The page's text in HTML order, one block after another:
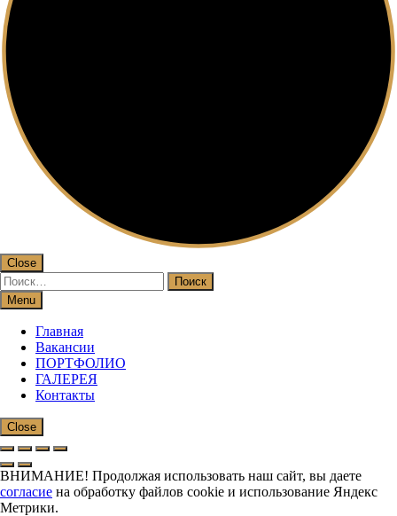
Close
Найти:
Menu
Главная
Вакансии
ПОРТФОЛИО
ГАЛЕРЕЯ
Контакты
Close
ВНИМАНИЕ! Продолжая использовать наш сайт, вы даете
согласие на обработку файлов cookie и использование Яндекс
Метрики.